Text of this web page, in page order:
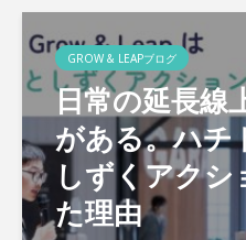
GROW & LEAPブログ
日常の延長線
がある。ハチ
しずくアク
た理由